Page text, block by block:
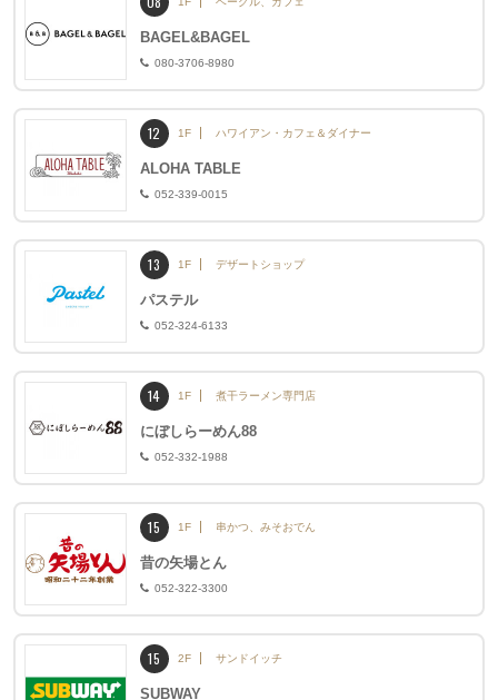
BAGEL&BAGEL
080-3706-8980
12 1F ハワイアン・カフェ＆ダイナー
ALOHA TABLE
052-339-0015
13 1F デザートショップ
パステル
052-324-6133
14 1F 煮干ラーメン専門店
にぼしらーめん88
052-332-1988
15 1F 串かつ、みそおでん
昔の矢場とん
052-322-3300
15 2F サンドイッチ
SUBWAY